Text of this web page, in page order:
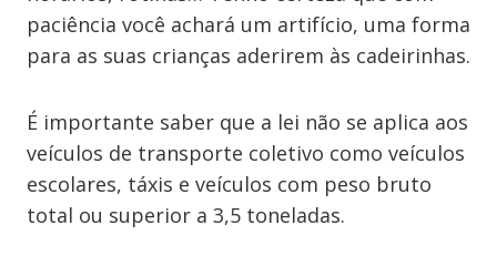
paciência você achará um artifício, uma forma
para as suas crianças aderirem às cadeirinhas.
É importante saber que a lei não se aplica aos
veículos de transporte coletivo como veículos
escolares, táxis e veículos com peso bruto
total ou superior a 3,5 toneladas.